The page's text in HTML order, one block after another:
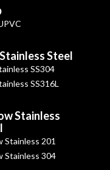
Steel
SS304
SS316L
Stainless
Stainless 201
Stainless 304